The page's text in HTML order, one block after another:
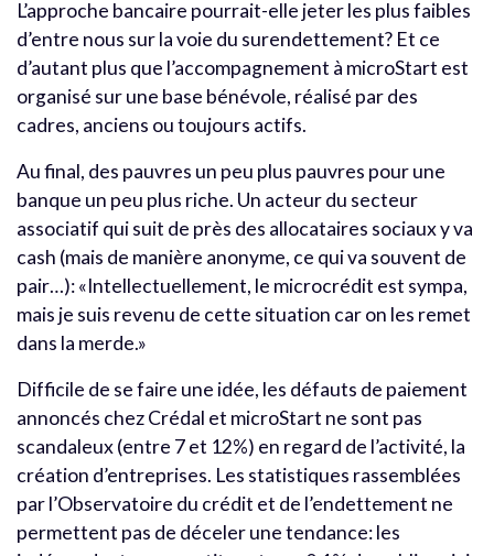
L’approche bancaire pourrait-elle jeter les plus faibles
d’entre nous sur la voie du surendettement? Et ce
d’autant plus que l’accompagnement à microStart est
organisé sur une base bénévole, réalisé par des
cadres, anciens ou toujours actifs.
Au final, des pauvres un peu plus pauvres pour une
banque un peu plus riche. Un acteur du secteur
associatif qui suit de près des allocataires sociaux y va
cash (mais de manière anonyme, ce qui va souvent de
pair…): «Intellectuellement, le microcrédit est sympa,
mais je suis revenu de cette situation car on les remet
dans la merde.»
Difficile de se faire une idée, les défauts de paiement
annoncés chez Crédal et microStart ne sont pas
scandaleux (entre 7 et 12%) en regard de l’activité, la
création d’entreprises. Les statistiques rassemblées
par l’Observatoire du crédit et de l’endettement ne
permettent pas de déceler une tendance: les